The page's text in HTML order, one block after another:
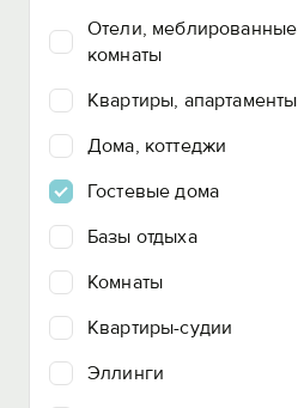
Отели, меблированные
комнаты
Квартиры, апартаменты
Дома, коттеджи
Гостевые дома
Базы отдыха
Комнаты
Квартиры-судии
Эллинги